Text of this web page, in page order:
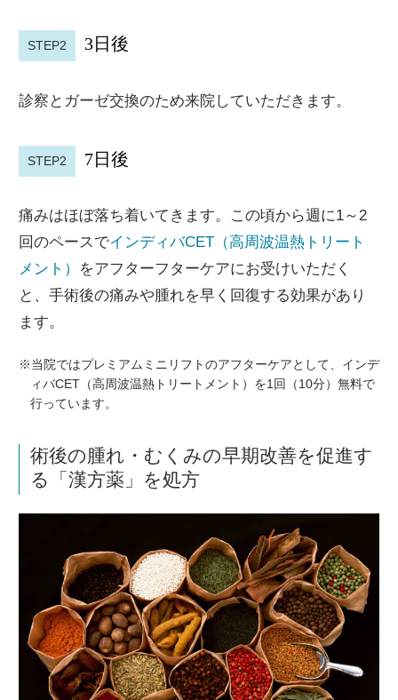
STEP2 3日後
診察とガーゼ交換のため来院していただきます。
STEP2 7日後
痛みはほぼ落ち着いてきます。この頃から週に1～2
回のペースでインディバCET（高周波温熱トリート
メント）
をアフターフターケアにお受けいただく
と、手術後の痛みや腫れを早く回復する効果があり
ます。
※当院ではプレミアムミニリフトのアフターケアとして、インデ
ィバCET（高周波温熱トリートメント）を1回（10分）無料で
行っています。
術後の腫れ・むくみの早期改善を促進す
る「漢方薬」を処方